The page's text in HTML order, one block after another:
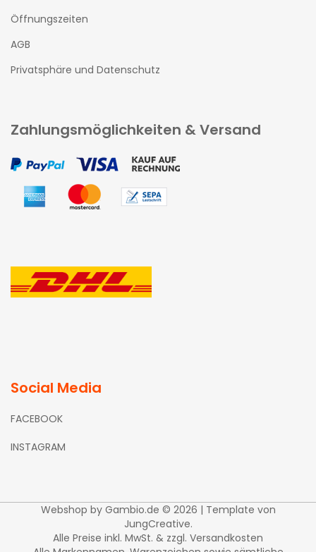
Öffnungszeiten
AGB
Privatsphäre und Datenschutz
Zahlungsmöglichkeiten & Versand
Social Media
FACEBOOK
INSTAGRAM
Webshop by Gambio.de © 2026 | Template von
JungCreative.
Alle Preise inkl. MwSt. & zzgl. Versandkosten